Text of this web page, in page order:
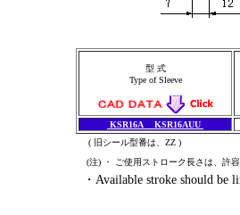
型 式
Type of Sleeve
KSR16A KSR16AUU
( 旧シール型番は、ZZ )
(注) ・ ご使用ストローク長さは、許
・Available stroke should be